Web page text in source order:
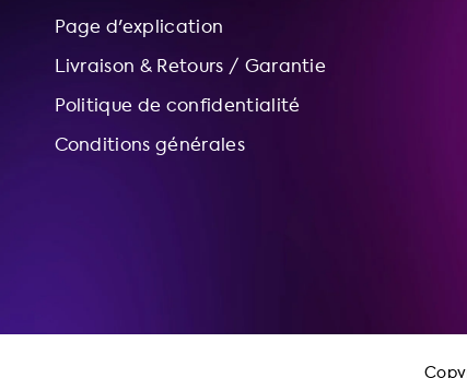
Page d'explication
Livraison & Retours / Garantie
Politique de confidentialité
Conditions générales